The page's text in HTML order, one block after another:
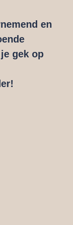
en
gek op